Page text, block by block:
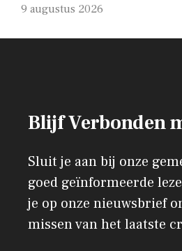
9 augustus 2026
Blijf Verbonden
Sluit je aan bij onze
goed geïnformeerde
je op onze nieuwsbrief
missen van het laatste